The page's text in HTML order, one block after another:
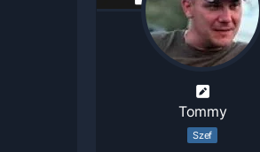
Tommy
Szef